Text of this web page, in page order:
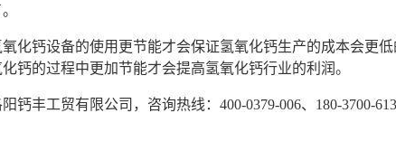
钙设备的使用更节能才会保证氢氧化钙生产的成本会更
钙的过程中更加节能才会提高氢氧化钙行业的利润。
丰工贸有限公司，咨询热线：400-0379-006、180-3700-